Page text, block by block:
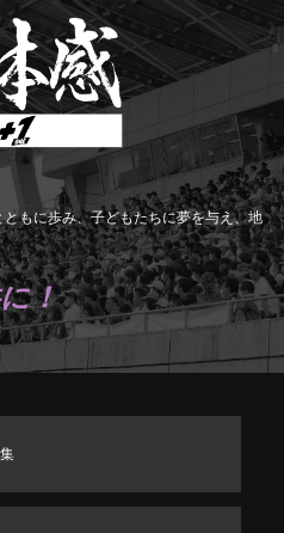
もに歩み、子どもたちに夢を与え、地
！